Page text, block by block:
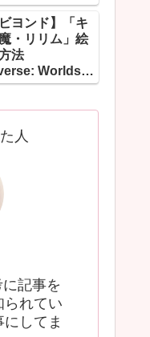
ヨンド】「キ
・リリム」絵
法
Worlds
人
記事を
られてい
してま